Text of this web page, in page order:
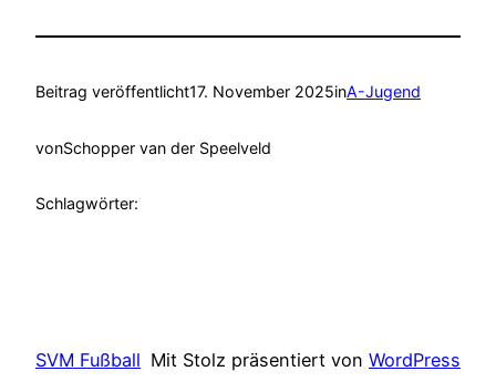
Beitrag veröffentlicht17. November 2025inA-Jugend
vonSchopper van der Speelveld
Schlagwörter:
SVM Fußball Mit Stolz präsentiert von WordPress